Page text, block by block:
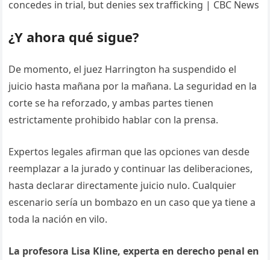
¿Y ahora qué sigue?
De momento, el juez Harrington ha suspendido el
juicio hasta mañana por la mañana. La seguridad en la
corte se ha reforzado, y ambas partes tienen
estrictamente prohibido hablar con la prensa.
Expertos legales afirman que las opciones van desde
reemplazar a la jurado y continuar las deliberaciones,
hasta declarar directamente juicio nulo. Cualquier
escenario sería un bombazo en un caso que ya tiene a
toda la nación en vilo.
La profesora Lisa Kline, experta en derecho penal en